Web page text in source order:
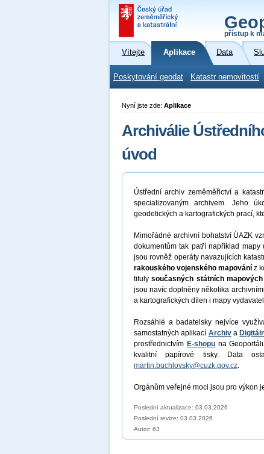
přístup k
Vítejte Aplikace Data
Poskytování geodat Katastr nemovitostí
Nyní jste zde: Aplikace
Archiválie
úvod
Ústřední archiv zeměměřictví a
specializovaným archivem. Jeho
geodetických a kartografických prací,
Mimořádné archivní bohatství ÚAZK
dokumentům tak patří například
jsou rovněž operáty navazujících
rakouského vojenského mapování z
titulysoučasných státních mapových
jsou navíc doplněny několika
a kartografických dílen i mapy
Rozsáhlé a badatelsky nejvíce
samostatných aplikací Archiva
prostřednictvím E-shopuna
kvalitní papírové tisky. Data
martin.buchlovsky@cuzk.gov.cz.
Orgánům veřejné moci jsou pro výkon
Poslední aktualizace: 03.03.2026
Poslední revize: 03.03.2026
Autor: 63